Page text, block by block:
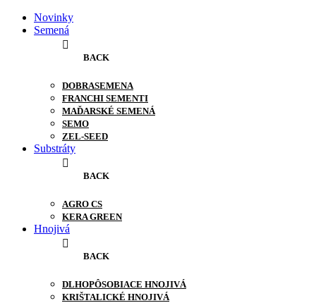
Novinky
Semená
BACK
DOBRASEMENA
FRANCHI SEMENTI
MAĎARSKÉ SEMENÁ
SEMO
ZEL-SEED
Substráty
BACK
AGRO CS
KERA GREEN
Hnojivá
BACK
DLHOPÔSOBIACE HNOJIVÁ
KRIŠTALICKÉ HNOJIVÁ